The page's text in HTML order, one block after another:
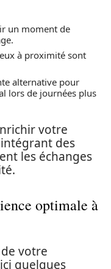
un moment de
à proximité sont
alternative pour
lors de journées plus
votre
des
les échanges
optimale à
votre
quelques